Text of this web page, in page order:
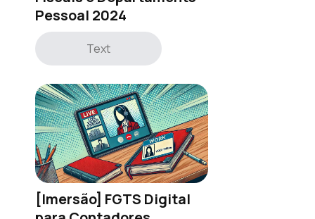
Pessoal 2024
Text
[Imersão] FGTS Digital